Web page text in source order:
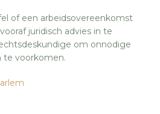
of een arbeidsovereenkomst
juridisch advies in te
om onnodige
te voorkomen.